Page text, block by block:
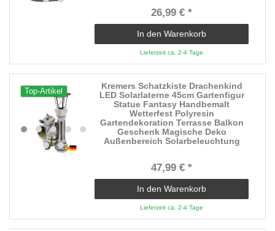
26,99 € *
In den Warenkorb
Lieferzeit ca. 2-4 Tage
Top-Artikel
Kremers Schatzkiste Drachenkind
LED Solarlaterne 45cm Gartenfigur
Statue Fantasy Handbemalt
Wetterfest Polyresin
Gartendekoration Terrasse Balkon
Geschenk Magische Deko
Außenbereich Solarbeleuchtung
47,99 € *
In den Warenkorb
Lieferzeit ca. 2-4 Tage